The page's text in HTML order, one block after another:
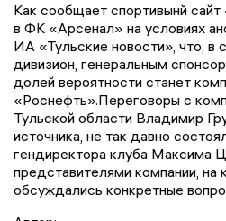
Как сообщает спортивынй сайт
в ФК «Арсенал» на условиях
ИА «Тульские новости», что, в
дивизион, генеральным
долей вероятности станет
«Роснефть».Переговоры с
Тульской области Владимир
источника, не так давно
гендиректора клуба Максима
представителями компании, на
обсуждались конкретные